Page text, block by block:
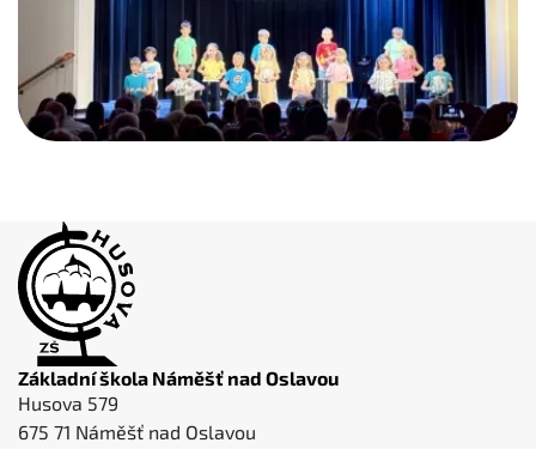
Základní škola Náměšť nad Oslavou
Husova 579
675 71 Náměšť nad Oslavou